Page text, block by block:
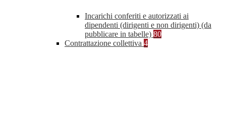
Incarichi conferiti e autorizzati ai
dipendenti (dirigenti e non dirigenti) (da
pubblicare in tabelle) 80
Contrattazione collettiva 4